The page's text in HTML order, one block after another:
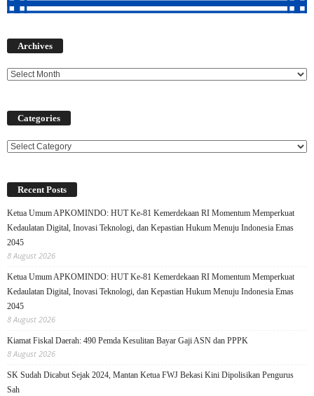
Archives
Categories
Categories
Recent Posts
Ketua Umum APKOMINDO: HUT Ke-81 Kemerdekaan RI Momentum Memperkuat
Kedaulatan Digital, Inovasi Teknologi, dan Kepastian Hukum Menuju Indonesia Emas
2045
8 August 2026
Ketua Umum APKOMINDO: HUT Ke-81 Kemerdekaan RI Momentum Memperkuat
Kedaulatan Digital, Inovasi Teknologi, dan Kepastian Hukum Menuju Indonesia Emas
2045
8 August 2026
Kiamat Fiskal Daerah: 490 Pemda Kesulitan Bayar Gaji ASN dan PPPK
8 August 2026
SK Sudah Dicabut Sejak 2024, Mantan Ketua FWJ Bekasi Kini Dipolisikan Pengurus
Sah